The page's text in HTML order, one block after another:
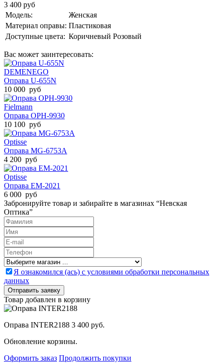
3 400 руб
Модель:
Женская
Материал оправы: Пластиковая
Доступные цвета: Коричневый Розовый
Вас может заинтересовать:
DEMENEGO
Оправа U-655N
10 000 руб
Fielmann
Оправа ОРН-9930
10 100 руб
Optisse
Оправа MG-6753A
4 200 руб
Optisse
Оправа EM-2021
6 000 руб
Забронируйте товар и забирайте в магазинах “Невская
Оптика”
Я ознакомился (ась) с условиями обработки персональных
данных
Товар добавлен в корзину
Оправа INTER2188 3 400 руб.
Обновление корзины.
Оформить заказ Продолжить покупки